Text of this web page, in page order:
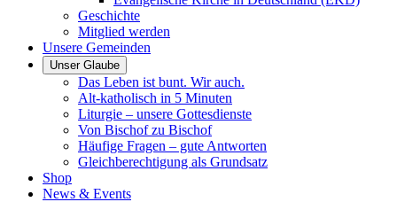
Geschichte
Mitglied werden
Unsere Gemeinden
Unser Glaube
Das Leben ist bunt. Wir auch.
Alt-katholisch in 5 Minuten
Liturgie – unsere Gottesdienste
Von Bischof zu Bischof
Häufige Fragen – gute Antworten
Gleichberechtigung als Grundsatz
Shop
News & Events